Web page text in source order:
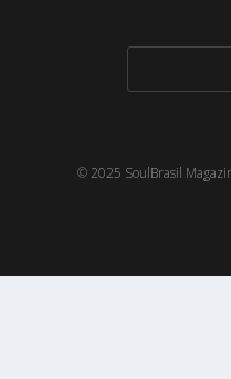
© 2025 SoulBrasil